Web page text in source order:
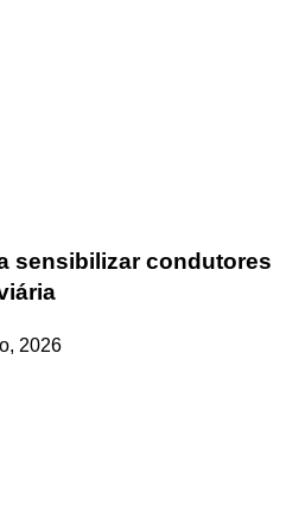
sensibilizar condutores
2026